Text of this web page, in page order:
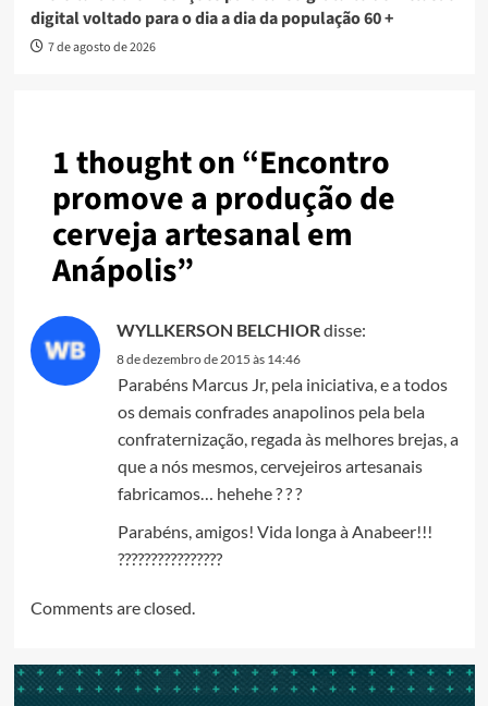
digital voltado para o dia a dia da população 60 +
7 de agosto de 2026
1 thought on “Encontro
promove a produção de
cerveja artesanal em
Anápolis”
WYLLKERSON BELCHIORdisse:
8 de dezembro de 2015 às 14:46
Parabéns Marcus Jr, pela iniciativa, e a todos
os demais confrades anapolinos pela bela
confraternização, regada às melhores brejas, a
que a nós mesmos, cervejeiros artesanais
fabricamos… hehehe ? ? ?
Parabéns, amigos! Vida longa à Anabeer!!!
????????????????
Comments are closed.